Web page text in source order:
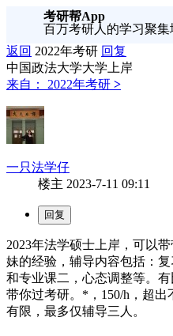
考研帮App
百万考研人的学习聚集
返回 2022年考研 回复
中国政法大学大学上岸
来自：
2022年考研 >
一只法学仔
楼主 2023-7-11 09:11
2023年法学硕士上岸，可以
妹的经验，辅导内容包括：
和专业课二，心态调整等。
带你过考研。*，150/h，超
有限，最多仅辅导三人。